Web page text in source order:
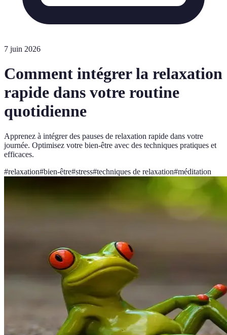
7 juin 2026
Comment intégrer la relaxation
rapide dans votre routine
quotidienne
Apprenez à intégrer des pauses de relaxation rapide dans votre
journée. Optimisez votre bien-être avec des techniques pratiques et
efficaces.
#relaxation#bien-être#stress#techniques de relaxation#méditation